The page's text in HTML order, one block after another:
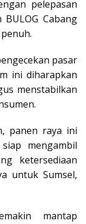
pelepasan
Cabang
pasar
ini diharapkan
menstabilkan
panen raya ini
mengambil
ketersediaan
untuk Sumsel,
mantap